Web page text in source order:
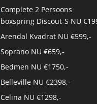
Complete 2 Persoons
boxspring Discout-S NU
Arendal Kvadrat NU €599,-
Soprano NU €659,-
Bedmen NU €1750,-
Belleville NU €2398,-
Celina NU €1298,-